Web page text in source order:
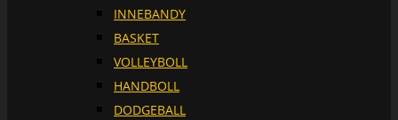
INNEBANDY
BASKET
VOLLEYBOLL
HANDBOLL
DODGEBALL